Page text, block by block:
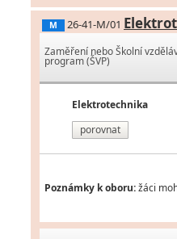
M 26-41-M/01
Zaměření nebo Školní
program (ŠVP)
Elektrotechnika
porovnat
Poznámky k oboru:žáci